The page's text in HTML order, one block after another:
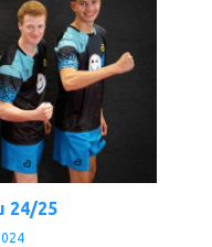
24/25